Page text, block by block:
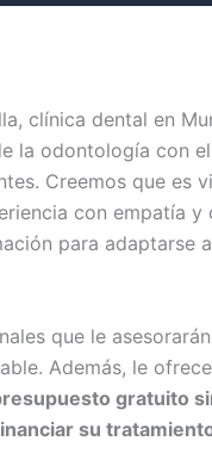
clínica dental en
la odontología con
Creemos que es
con empatía
para adaptarse
que le
Además, le
gratuito
su